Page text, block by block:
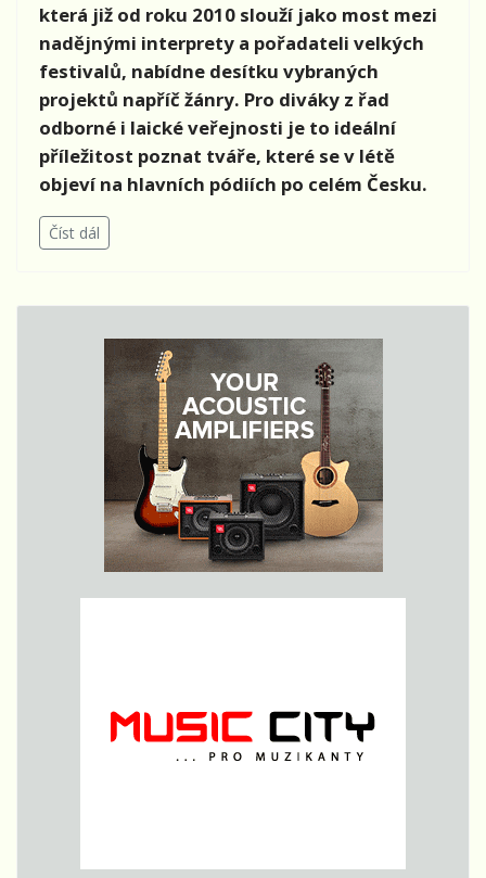
která již od roku 2010 slouží jako most mezi
nadějnými interprety a pořadateli velkých
festivalů, nabídne desítku vybraných
projektů napříč žánry. Pro diváky z řad
odborné i laické veřejnosti je to ideální
příležitost poznat tváře, které se v létě
objeví na hlavních pódiích po celém Česku.
Číst dál